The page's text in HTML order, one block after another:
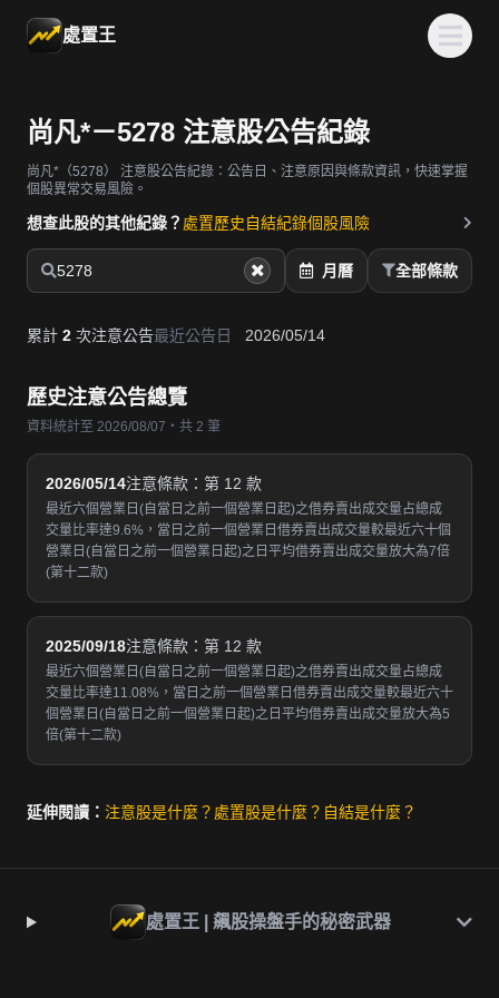
處置王
尚凡*－5278 注意股公告紀錄
尚凡*（5278）
注意股公告紀錄：公告日、注意原因與條款資訊，快速掌握
個股異常交易風險。
想查此股的其他紀錄？ 處置歷史自結紀錄個股風險
5278 月曆 全部條款
累計 2 次注意公告最近公告日 2026/05/14
歷史注意公告總覽
資料統計至 2026/08/07・共 2 筆
2026/05/14注意條款：第 12 款
最近六個營業日(自當日之前一個營業日起)之借券賣出成交量占總成
交量比率達9.6%，當日之前一個營業日借券賣出成交量較最近六十個
營業日(自當日之前一個營業日起)之日平均借券賣出成交量放大為7倍
(第十二款)
2025/09/18注意條款：第 12 款
最近六個營業日(自當日之前一個營業日起)之借券賣出成交量占總成
交量比率達11.08%，當日之前一個營業日借券賣出成交量較最近六十
個營業日(自當日之前一個營業日起)之日平均借券賣出成交量放大為5
倍(第十二款)
延伸閱讀： 注意股是什麼？ 處置股是什麼？ 自結是什麼？
處置王 | 飆股操盤手的秘密武器